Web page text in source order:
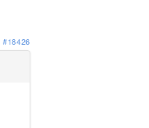
#18426